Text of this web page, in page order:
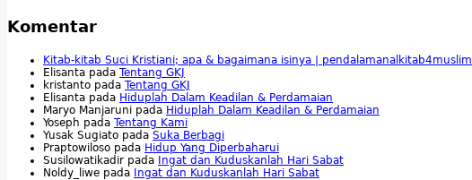
Komentar
Kitab-kitab Suci Kristiani; apa & bagaimana isinya | pendalamanalkitab4muslim
Elisanta pada Tentang GKJ
kristanto pada Tentang GKJ
Elisanta pada Hiduplah Dalam Keadilan & Perdamaian
Maryo Manjaruni pada Hiduplah Dalam Keadilan & Perdamaian
Yoseph pada Tentang Kami
Yusak Sugiato pada Suka Berbagi
Praptowiloso pada Hidup Yang Diperbaharui
Susilowatikadir pada
Ingat dan Kuduskanlah Hari Sabat
Noldy_liwe pada Ingat dan Kuduskanlah Hari Sabat